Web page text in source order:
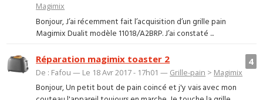
Magimix
Bonjour, J’ai récemment fait l’acquisition d’un grille pain
Magimix Dualit modèle 11018/A2BRP. J’ai constaté ...
4
Réparation magimix toaster 2
De : Fafou — Le 18 Avr 2017 - 17h01 — Grille-pain > Magimix
Bonjour, Un petit bout de pain coincé et j'y vais avec mon